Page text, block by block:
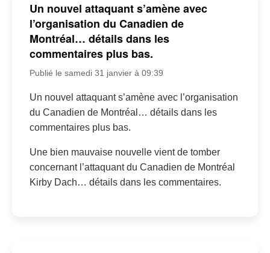
Un nouvel attaquant s’amène avec
l’organisation du Canadien de
Montréal… détails dans les
commentaires plus bas.
Publié le samedi 31 janvier à 09:39
Un nouvel attaquant s’amène avec l’organisation
du Canadien de Montréal… détails dans les
commentaires plus bas.
Une bien mauvaise nouvelle vient de tomber
concernant l’attaquant du Canadien de Montréal
Kirby Dach… détails dans les commentaires.